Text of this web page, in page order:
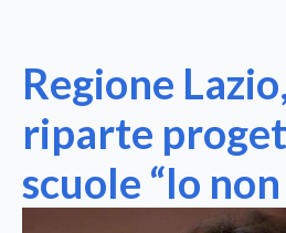
Regione
riparte
scuole “Io